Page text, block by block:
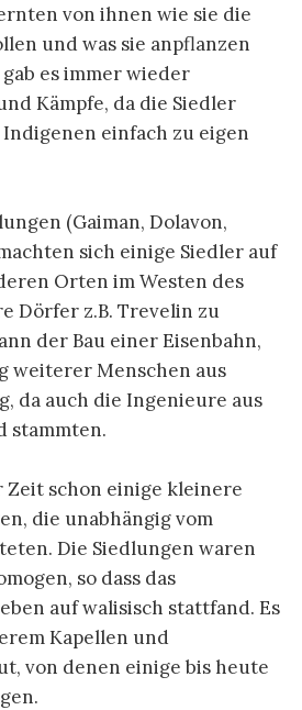
von ihnen wie sie die
und was sie anpflanzen
es immer wieder
Kämpfe, da die Siedler
einfach zu eigen
(Gaiman, Dolavon,
sich einige Siedler auf
Orten im Westen des
Dörfer z.B. Trevelin zu
der Bau einer Eisenbahn,
weiterer Menschen aus
da auch die Ingenieure aus
stammten.
Zeit schon einige kleinere
die unabhängig vom
Die Siedlungen waren
so dass das
auf walisisch stattfand. Es
Kapellen und
von denen einige bis heute